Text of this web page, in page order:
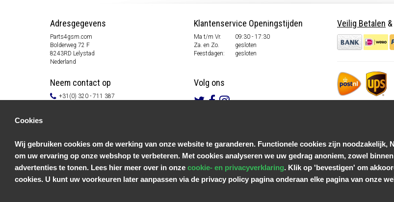
Adresgegevens
Parts4gsm.com
Bolderweg 72 F
8243RD Lelystad
Nederland
Neem contact op
+31(0) 320 - 711 387
Klantenservice
Algemene voorwaarden
Privacy Policy
Disclaimer
Betaal informatie
Klantenservice Openingstijden
Ma t/m Vr.
09:30 - 17:30
Za. en Zo.
gesloten
Feestdagen:
gesloten
Volg ons
Veilig Betalen &
Cookies
Wij gebruiken cookies om de werking van onze website te garanderen. Functionele cookies zijn
om uw ervaring op onze webshop te verbeteren. Met cookies analyseren we uw gedrag anoniem, zowel
advertenties te tonen. Lees hier meer over in onze cookie- en privacyverklaring. Klik op 'bevestigen' om
cookies. U kunt uw voorkeuren later aanpassen via de privacy policy pagina onderaan elke pagina van onze